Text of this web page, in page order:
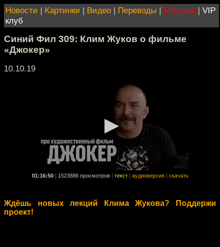
Новости | Картинки | Видео | Переводы | Магазин | VIP
клуб
Синий Фил 309: Клим Жуков о фильме
«Джокер»
10.10.19
01:16:50 1523886 просмотров текст аудиоверсия скачать
Ждёшь новых лекций Клима Жукова? Поддержи
проект!